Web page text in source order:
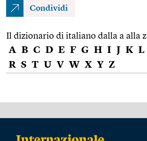
Condividi
Il dizionario di italiano dalla a alla z
A B C D E F G H I J K L
R S T U V W X Y Z